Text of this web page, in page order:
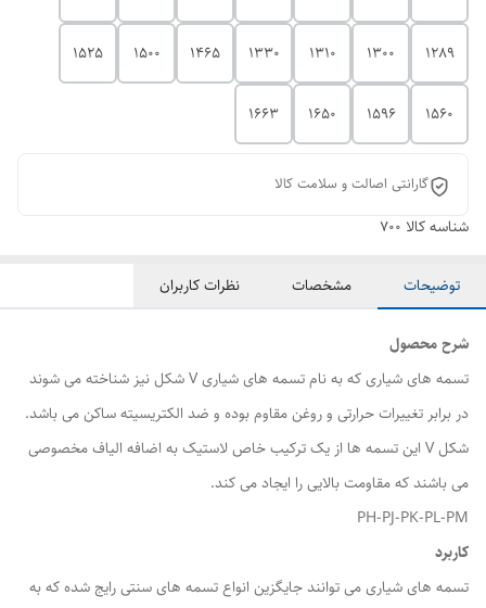
1289
1300
1310
1330
1465
1500
1525
1560
1596
1650
1663
گارانتی اصالت و سلامت کالا
شناسه کالا 700
توضیحات مشخصات نظرات کاربران
شرح محصول
تسمه های شیاری که به نام تسمه های شیاری V شکل نیز شناخته می شوند
در برابر تغییرات حرارتی و روغن مقاوم بوده و ضد الکتریسیته ساکن می باشد.
شکل V این تسمه ها از یک ترکیب خاص لاستیک به اضافه الیاف مخصوصی
می باشند که مقاومت بالایی را ایجاد می کند.
PH-PJ-PK-PL-PM
کاربرد
تسمه های شیاری می توانند جایگزین انواع تسمه های سنتی رایج شده که به